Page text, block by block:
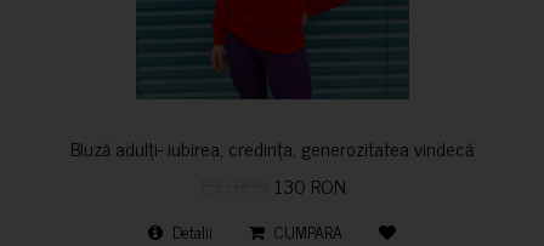
Bluză adulți- iubirea, credința, generozitatea vindecă
130 RON
Detalii CUMPARA